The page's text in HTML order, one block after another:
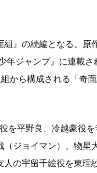
組』の続編となる。原
年ジャンプ』に連載さ
から構成される「奇
を平野良、冷越豪役
ジョイマン）、物星
人の宇留千絵役を東理